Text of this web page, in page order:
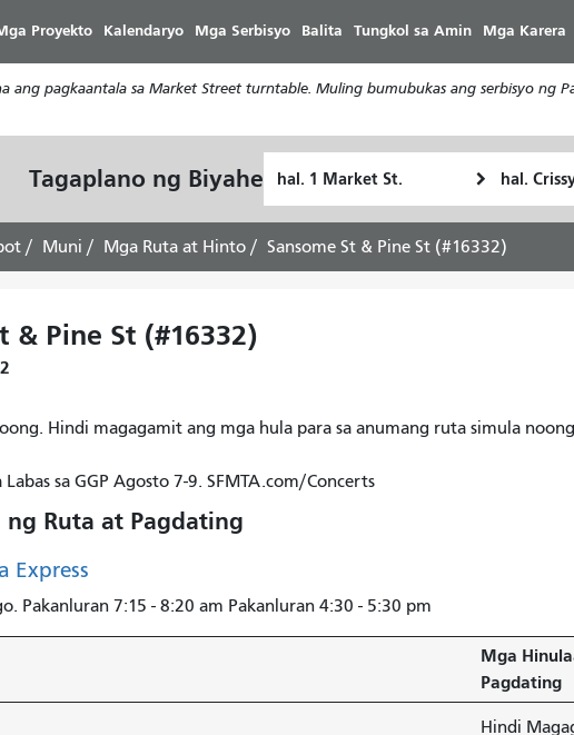
ang
nilalaman
Proyekto Kalendaryo Mga Serbisyo Balita Tungkol sa Amin Mga Karera
ang pagkaantala sa Market Street turntable. Muling bumubukas ang serbisyo ng
Tagaplano ng Biyahe
Pagtatapos
Muni Mga Ruta at Hinto Sansome St & Pine St (#16332)
& Pine St (#16332)
Hindi magagamit ang mga hula para sa anumang ruta simula
Labas sa GGP Agosto 7-9. SFMTA.com/Concerts
Ruta at Pagdating
Express
Pakanluran 7:15 - 8:20 am Pakanluran 4:30 - 5:30 pm
Mga
Pagdating
Hindi